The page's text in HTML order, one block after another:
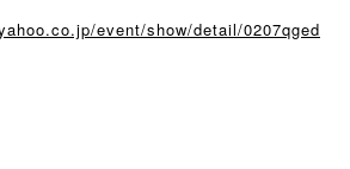
event/show/detail/0207qged